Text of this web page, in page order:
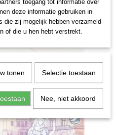
toegang tot informatie over
deze informatie gebruiken in
die zij mogelijk hebben verzameld
of die u hen hebt verstrekt.
tonen Selectie toestaan
Nee, niet akkoord